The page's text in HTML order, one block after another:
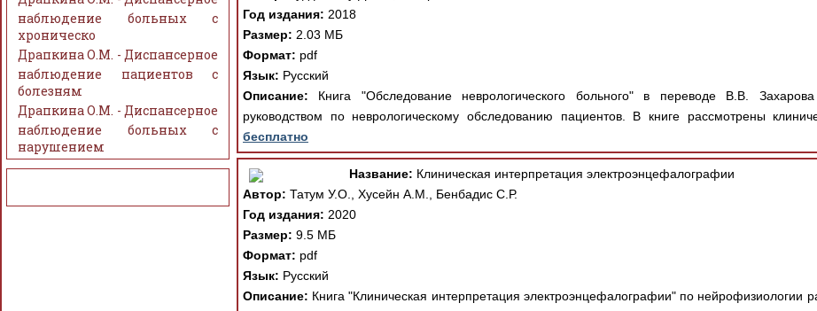
Год издания: 2018
Размер: 2.03 МБ
Формат: pdf
Язык: Русский
Описание: Книга "Обследование неврологического больного" в переводе В.В. Захарова
руководством по неврологическому обследованию пациентов. В книге рассмотрены
бесплатно
Название: Клиническая интерпретация электроэнцефалографии
Автор: Татум У.О., Хусейн А.М., Бенбадис С.Р.
Год издания: 2020
Размер: 9.5 МБ
Формат: pdf
Язык: Русский
Описание: Книга "Клиническая интерпретация электроэнцефалографии" по нейрофизиологии
наблюдение больных с
хроническо
Драпкина О.М. - Диспансерное
наблюдение пациентов с
болезням
Драпкина О.М. - Диспансерное
наблюдение больных с
нарушением